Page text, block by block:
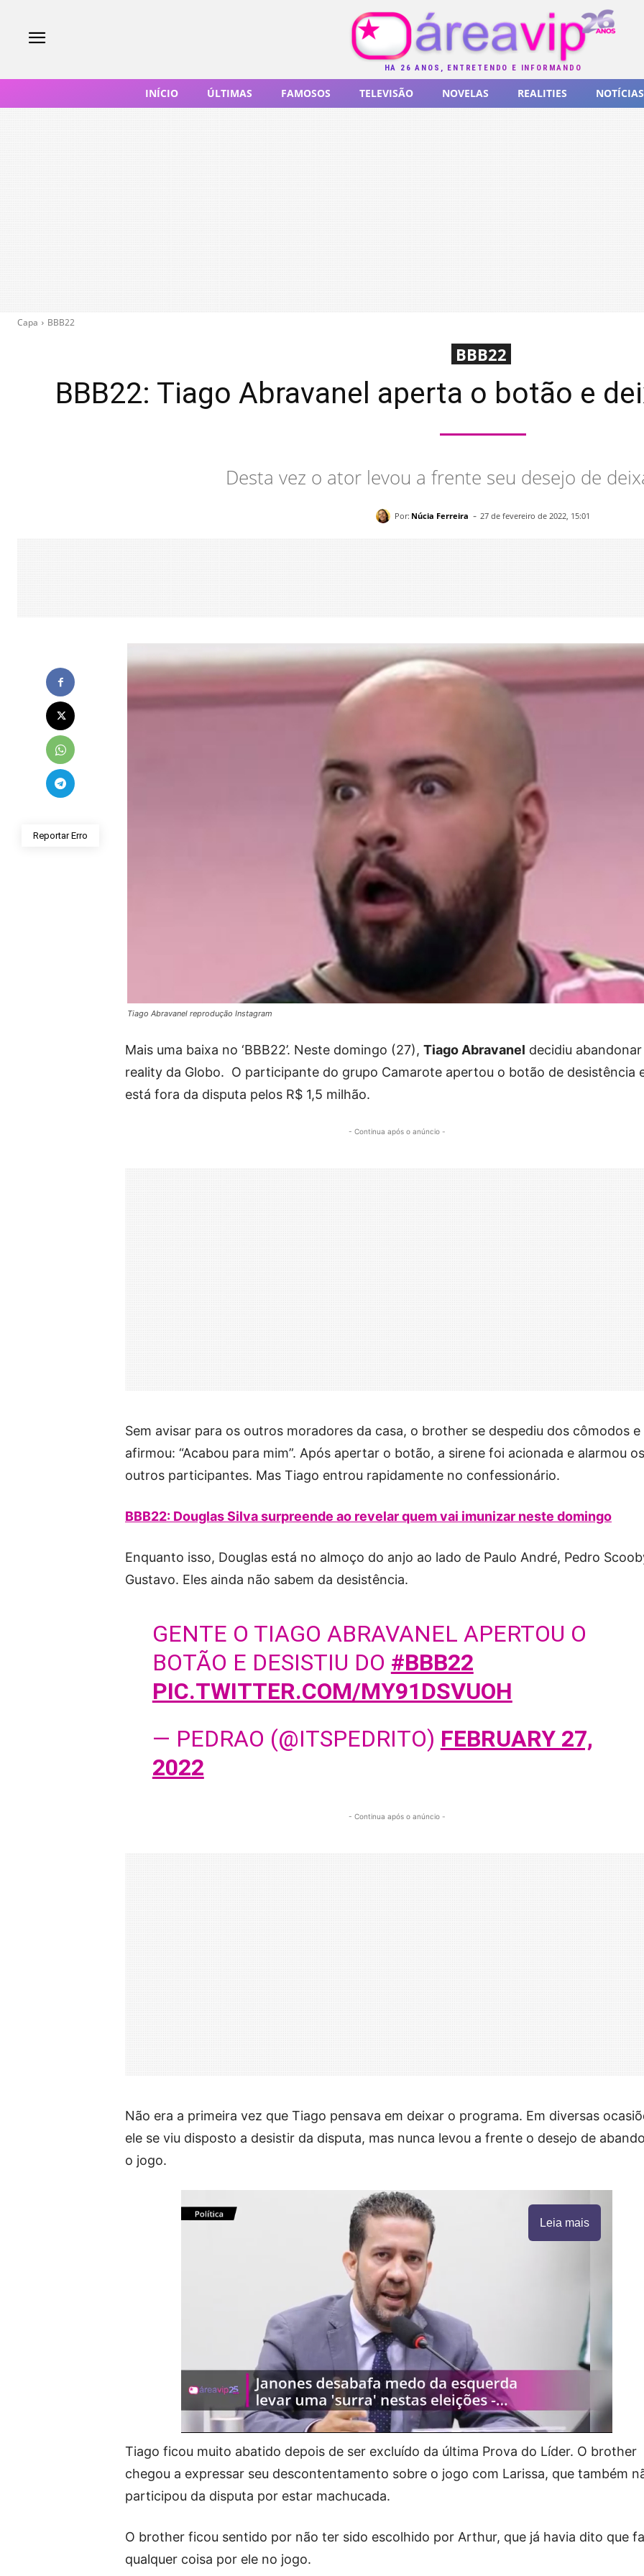
HÁ 26 ANOS, ENTRETENDO E INFORMANDO
INÍCIO ÚLTIMAS FAMOSOS TELEVISÃO NOVELAS REALITIES NOTÍCIAS
Capa BBB22
BBB22
BBB22: Tiago Abravanel aperta o botão e
Desta vez o ator levou a frente seu desejo de
Por: Núcia Ferreira - 27 de fevereiro de 2022, 15:01
Reportar Erro
Tiago Abravanel reprodução Instagram
Mais uma baixa no ‘BBB22’. Neste domingo (27), Tiago Abravanel decidiu abandonar
reality da Globo. O participante do grupo Camarote apertou o botão de desistência
está fora da disputa pelos R$ 1,5 milhão.
- Continua após o anúncio -
Sem avisar para os outros moradores da casa, o brother se despediu dos cômodos e
afirmou: “Acabou para mim”. Após apertar o botão, a sirene foi acionada e alarmou os
outros participantes. Mas Tiago entrou rapidamente no confessionário.
BBB22: Douglas Silva surpreende ao revelar quem vai imunizar neste domingo
Enquanto isso, Douglas está no almoço do anjo ao lado de Paulo André, Pedro
Gustavo. Eles ainda não sabem da desistência.
GENTE O TIAGO ABRAVANEL APERTOU O
BOTÃO E DESISTIU DO #BBB22
PIC.TWITTER.COM/MY91DSVUOH
— PEDRAO (@ITSPEDRITO) FEBRUARY 27,
2022
- Continua após o anúncio -
Não era a primeira vez que Tiago pensava em deixar o programa. Em diversas
ele se viu disposto a desistir da disputa, mas nunca levou a frente o desejo de
o jogo.
Leia mais
Tiago ficou muito abatido depois de ser excluído da última Prova do Líder. O brother
chegou a expressar seu descontentamento sobre o jogo com Larissa, que também
participou da disputa por estar machucada.
O brother ficou sentido por não ter sido escolhido por Arthur, que já havia dito que
qualquer coisa por ele no jogo.